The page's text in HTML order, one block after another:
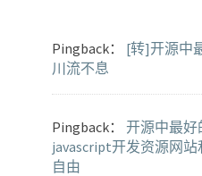
Pingback： [转]开源中
川流不息
Pingback： 开源中最好
javascript开发资源网
自由